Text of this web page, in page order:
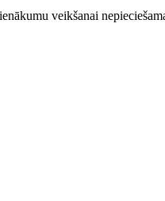
veikšanai